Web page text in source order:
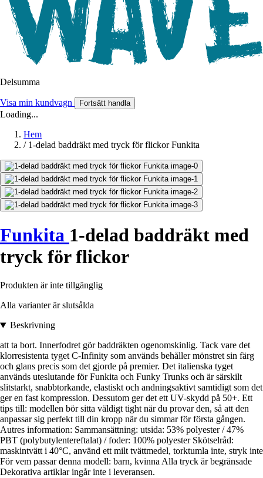
Delsumma
Visa min kundvagn Fortsätt handla
Loading...
Hem
/ 1-delad baddräkt med tryck för flickor Funkita
Funkita 1-delad baddräkt med
tryck för flickor
Produkten är inte tillgänglig
Alla varianter är slutsålda
Beskrivning
att ta bort. Innerfodret gör baddräkten ogenomskinlig. Tack vare det
klorresistenta tyget C-Infinity som används behåller mönstret sin färg
och glans precis som det gjorde på premier. Det italienska tyget
används uteslutande för Funkita och Funky Trunks och är särskilt
slitstarkt, snabbtorkande, elastiskt och andningsaktivt samtidigt som det
ger en fast kompression. Dessutom ger det ett UV-skydd på 50+. Ett
tips till: modellen bör sitta väldigt tight när du provar den, så att den
anpassar sig perfekt till din kropp när du simmar för första gången.
Autres information: Sammansättning: utsida: 53% polyester / 47%
PBT (polybutylentereftalat) / foder: 100% polyester Skötselråd:
maskintvätt i 40°C, använd ett milt tvättmedel, torktumla inte, stryk inte
För vem passar denna modell: barn, kvinna Alla tryck är begränsade
Dekorativa artiklar ingår inte i leveransen.